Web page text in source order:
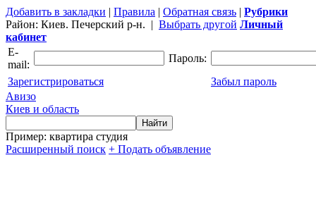
Добавить в закладки | Правила | Обратная связь | Рубрики
Район: Киев. Печерский р-н. | Выбрать другой Личный
кабинет
E-
mail:
Пароль:
Зарегистрироваться
Забыл пароль
Авизо
Киев и область
Пример: квартира студия
Расширенный поиск + Подать объявление